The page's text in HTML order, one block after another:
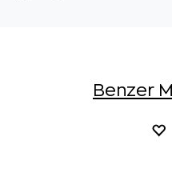
Benzer